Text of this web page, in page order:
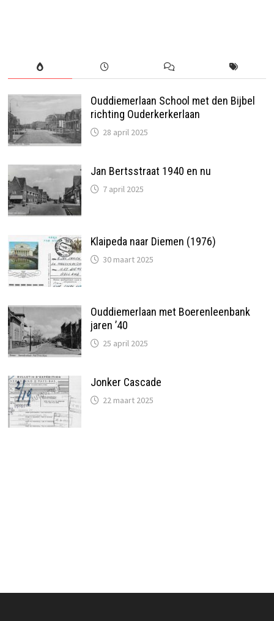
Ouddiemerlaan School met den Bijbel
richting Ouderkerkerlaan
28 april 2025
Jan Bertsstraat 1940 en nu
7 april 2025
Klaipeda naar Diemen (1976)
30 maart 2025
Ouddiemerlaan met Boerenleenbank
jaren ’40
25 april 2025
Jonker Cascade
22 maart 2025